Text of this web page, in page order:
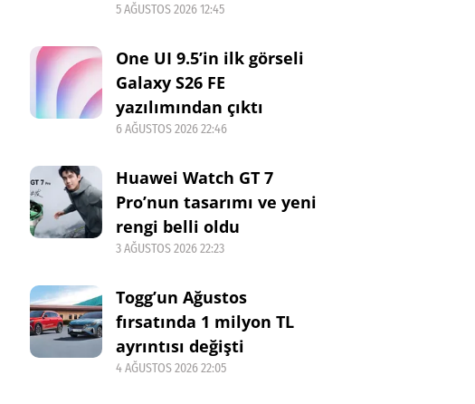
5 AĞUSTOS 2026 12:45
One UI 9.5’in ilk görseli
Galaxy S26 FE
yazılımından çıktı
6 AĞUSTOS 2026 22:46
Huawei Watch GT 7
Pro’nun tasarımı ve yeni
rengi belli oldu
3 AĞUSTOS 2026 22:23
Togg’un Ağustos
fırsatında 1 milyon TL
ayrıntısı değişti
4 AĞUSTOS 2026 22:05